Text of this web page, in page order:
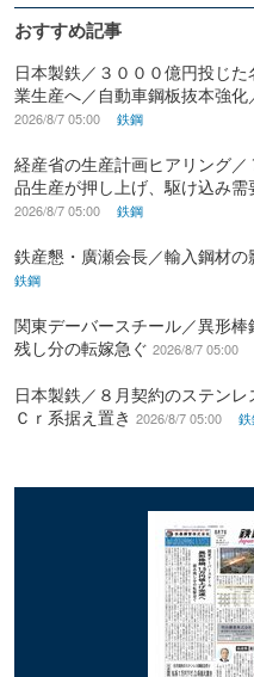
おすすめ記事
日本製鉄／３０００億円投じ
業生産へ／自動車鋼板抜本強
2026/8/7 05:00 鉄鋼
経産省の生産計画ヒアリング
品生産が押し上げ、駆け込み
2026/8/7 05:00 鉄鋼
鉄産懇・廣瀬会長／輸入鋼材の
鉄鋼
関東デーバースチール／異形
残し分の転嫁急ぐ 2026/8/7 05:00
日本製鉄／８月契約のステンレ
Ｃｒ系据え置き 2026/8/7 05:00